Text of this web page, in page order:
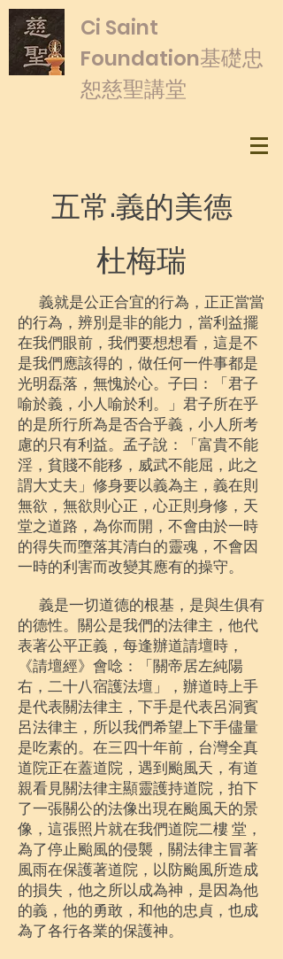
​Ci Saint
Foundation基礎忠
恕慈聖講堂
五常.義的美德
杜梅瑞
義就是公正合宜的行為，正正當當
的行為，辨別是非的能力，當利益擺
在我們眼前，我們要想想看，這是不
是我們應該得的，做任何一件事都是
光明磊落，無愧於心。子曰：「君子
喻於義，小人喻於利。」君子所在乎
的是所行所為是否合乎義，小人所考
慮的只有利益。孟子說：「富貴不能
淫，貧賤不能移，威武不能屈，此之
謂大丈夫」修身要以義為主，義在則
無欲，無欲則心正，心正則身修，天
堂之道路，為你而開，不會由於一時
的得失而墮落其清白的靈魂，不會因
一時的利害而改變其應有的操守。
義是一切道德的根基，是與生俱有
的德性。關公是我們的法律主，他代
表著公平正義，每逢辦道請壇時，
《請壇經》會唸：「關帝居左純陽
右，二十八宿護法壇」，辦道時上手
是代表關法律主，下手是代表呂洞賓
呂法律主，所以我們希望上下手儘量
是吃素的。在三四十年前，台灣全真
道院正在蓋道院，遇到颱風天，有道
親看見關法律主顯靈護持道院，拍下
了一張關公的法像出現在颱風天的景
像，這張照片就在我們道院二樓 堂，
為了停止颱風的侵襲，關法律主冒著
風雨在保護著道院，以防颱風所造成
的損失，他之所以成為神，是因為他
的義，他的勇敢，和他的忠貞，也成
為了各行各業的保護神。